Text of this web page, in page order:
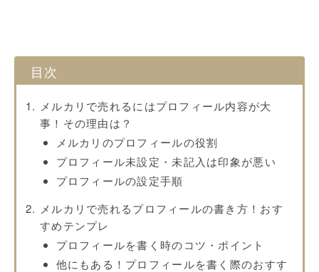
メルカリで売れるにはプロフィール内容が大
事！その理由は？
メルカリのプロフィールの役割
プロフィール未設定・未記入は印象が悪い
プロフィールの設定手順
メルカリで売れるプロフィールの書き方！おす
すめテンプレ
プロフィールを書く時のコツ・ポイント
他にもある！プロフィールを書く際のおすす